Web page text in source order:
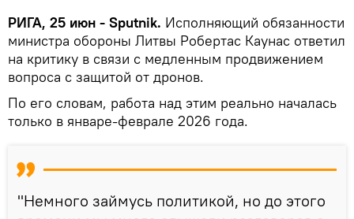
РИГА, 25 июн - Sputnik. Исполняющий обязанности
министра обороны Литвы Робертас Каунас ответил
на критику в связи с медленным продвижением
вопроса с защитой от дронов.
По его словам, работа над этим реально началась
только в январе-феврале 2026 года.
"Немного займусь политикой, но до этого